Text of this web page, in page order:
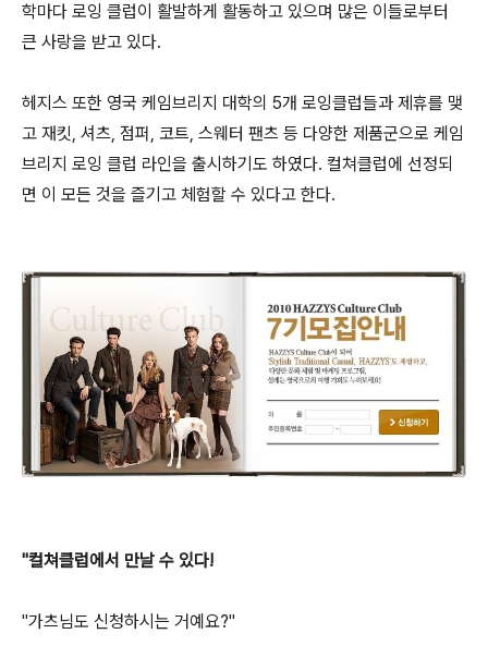
학마다 로잉 클럽이 활발하게 활동하고 있으며 많은 이들로부터
큰 사랑을 받고 있다.
헤지스 또한 영국 케임브리지 대학의 5개 로잉클럽들과 제휴를 맺
고 재킷, 셔츠, 점퍼, 코트, 스웨터 팬츠 등 다양한 제품군으로 케임
브리지 로잉 클럽 라인을 출시하기도 하였다. 컬쳐클럽에 선정되
면 이 모든 것을 즐기고 체험할 수 있다고 한다.
"컬쳐클럽에서 만날 수 있다!
"가츠님도 신청하시는 거예요?"